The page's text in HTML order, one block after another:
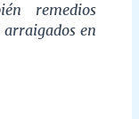
y prácticas
sobre estos
visita